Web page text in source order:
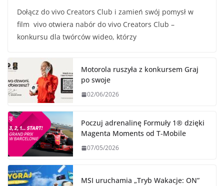
Dołącz do vivo Creators Club i zamień swój pomysł w
film vivo otwiera nabór do vivo Creators Club –
konkursu dla twórców wideo, którzy
Motorola ruszyła z konkursem Graj
po swoje
02/06/2026
Poczuj adrenalinę Formuły 1® dzięki
Magenta Moments od T‑Mobile
07/05/2026
MSI uruchamia „Tryb Wakacje: ON”